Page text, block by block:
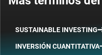
SUSTAINABLE INVESTING
INVERSIÓN CUANTITATIVA